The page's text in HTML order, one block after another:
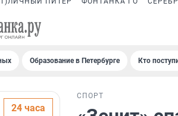
Образование в Петербурге Кто
24 часа
СПОРТ